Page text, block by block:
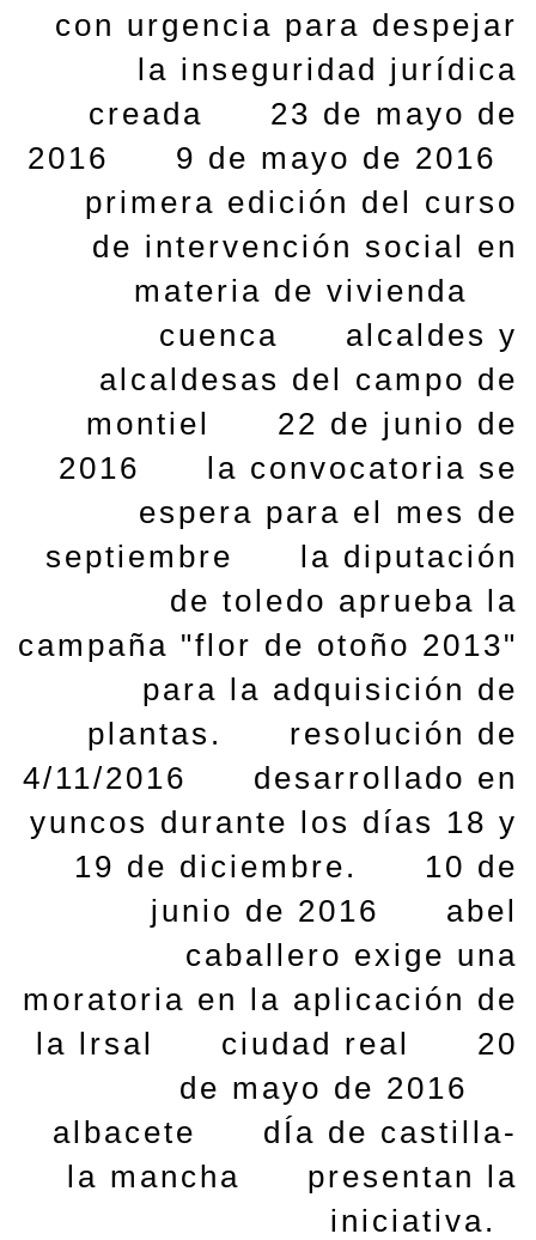
con urgencia para despejar
la inseguridad jurídica
creada
23 de mayo de
2016
9 de mayo de 2016
primera edición del curso
de intervención social en
materia de vivienda
cuenca
alcaldes y
alcaldesas del campo de
montiel
22 de junio de
2016
la convocatoria se
espera para el mes de
septiembre
la diputación
de toledo aprueba la
campaña "flor de otoño 2013"
para la adquisición de
plantas.
resolución de
4/11/2016
desarrollado en
yuncos durante los días 18 y
19 de diciembre.
10 de
junio de 2016
abel
caballero exige una
moratoria en la aplicación de
la lrsal
ciudad real
20
de mayo de 2016
albacete
dÍa de castilla-
la mancha
presentan la
iniciativa.